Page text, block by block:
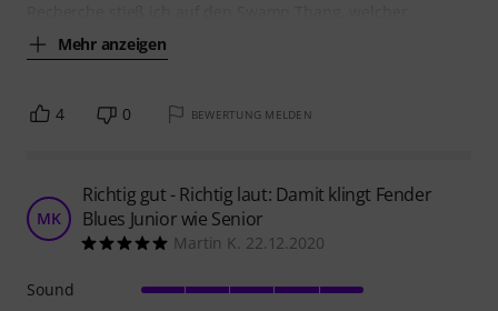
Mehr anzeigen
4 0 BEWERTUNG MELDEN
MK
Richtig gut - Richtig laut: Damit klingt Fender
Blues Junior wie Senior
Martin K. 22.12.2020
Sound